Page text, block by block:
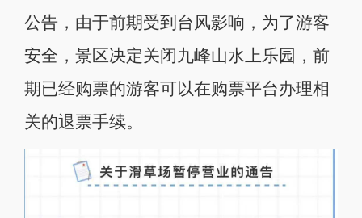
公告，由于前期受到台风影响，为了游客
安全，景区决定关闭九峰山水上乐园，前
期已经购票的游客可以在购票平台办理相
关的退票手续。